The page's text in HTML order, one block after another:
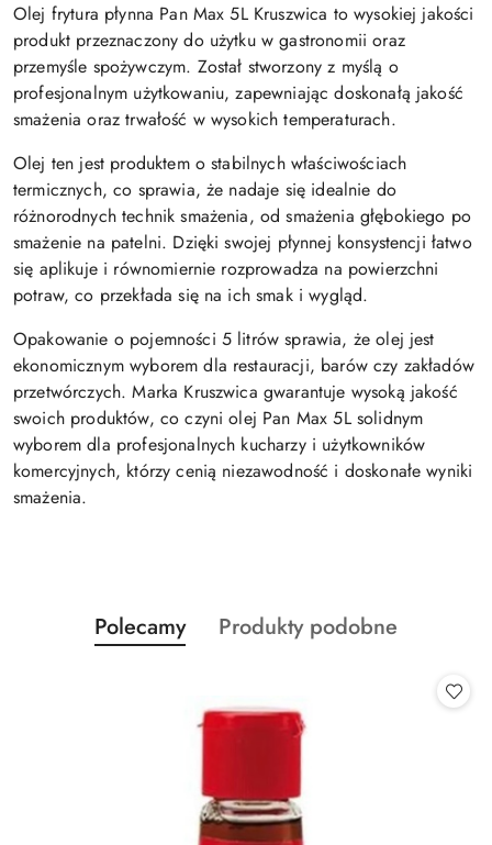
Olej frytura płynna Pan Max 5L Kruszwica to wysokiej jakości
produkt przeznaczony do użytku w gastronomii oraz
przemyśle spożywczym. Został stworzony z myślą o
profesjonalnym użytkowaniu, zapewniając doskonałą jakość
smażenia oraz trwałość w wysokich temperaturach.
Olej ten jest produktem o stabilnych właściwościach
termicznych, co sprawia, że nadaje się idealnie do
różnorodnych technik smażenia, od smażenia głębokiego po
smażenie na patelni. Dzięki swojej płynnej konsystencji łatwo
się aplikuje i równomiernie rozprowadza na powierzchni
potraw, co przekłada się na ich smak i wygląd.
Opakowanie o pojemności 5 litrów sprawia, że olej jest
ekonomicznym wyborem dla restauracji, barów czy zakładów
przetwórczych. Marka Kruszwica gwarantuje wysoką jakość
swoich produktów, co czyni olej Pan Max 5L solidnym
wyborem dla profesjonalnych kucharzy i użytkowników
komercyjnych, którzy cenią niezawodność i doskonałe wyniki
smażenia.
Pomiń karuzelę produktów
Produkty
o
Polecamy
Produkty
Produkty podobne